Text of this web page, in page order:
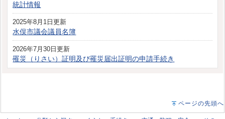
統計情報
2025年8月1日更新
水俣市議会議員名簿
2026年7月30日更新
罹災（りさい）証明及び罹災届出証明の申請手続き
ページの先頭へ